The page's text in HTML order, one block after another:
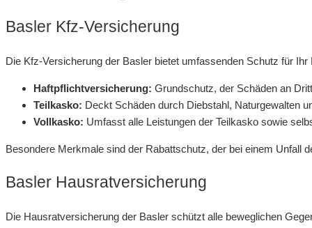
Basler Kfz-Versicherung
Die Kfz-Versicherung der Basler bietet umfassenden Schutz für
Haftpflichtversicherung: Grundschutz, der Schäden an
Teilkasko: Deckt Schäden durch Diebstahl, Naturgewalten
Vollkasko: Umfasst alle Leistungen der Teilkasko sowie
Besondere Merkmale sind der Rabattschutz, der bei einem Unfall
Basler Hausratversicherung
Die Hausratversicherung der Basler schützt alle beweglichen